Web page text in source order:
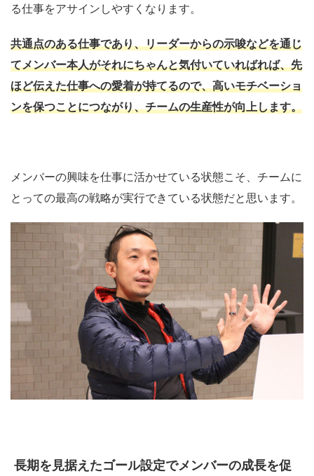
る仕事をアサインしやすくなります。
共通点のある仕事であり、リーダーからの示唆などを通じ
てメンバー本人がそれにちゃんと気付いていればれば、先
ほど伝えた仕事への愛着が持てるので、高いモチベーショ
ンを保つことにつながり、チームの生産性が向上します。
メンバーの興味を仕事に活かせている状態こそ、チームに
とっての最高の戦略が実行できている状態だと思います。
長期を見据えたゴール設定でメンバーの成長を促